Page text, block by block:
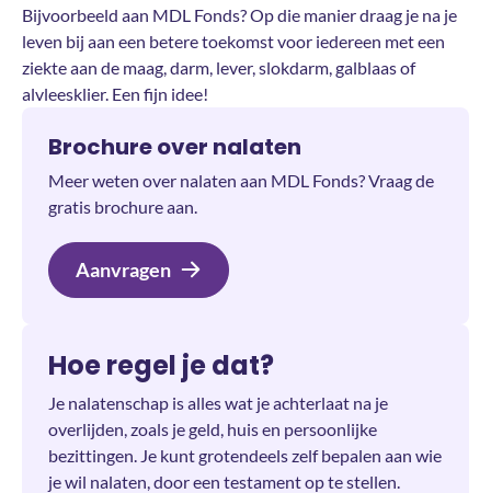
Bijvoorbeeld aan MDL Fonds? Op die manier draag je na je
leven bij aan een betere toekomst voor iedereen met een
ziekte aan de maag, darm, lever, slokdarm, galblaas of
alvleesklier. Een fijn idee!
Brochure over nalaten
Meer weten over nalaten aan MDL Fonds? Vraag de
gratis brochure aan.
Aanvragen
Hoe regel je dat?
Je nalatenschap is alles wat je achterlaat na je
overlijden, zoals je geld, huis en persoonlijke
bezittingen. Je kunt grotendeels zelf bepalen aan wie
je wil nalaten, door een testament op te stellen.